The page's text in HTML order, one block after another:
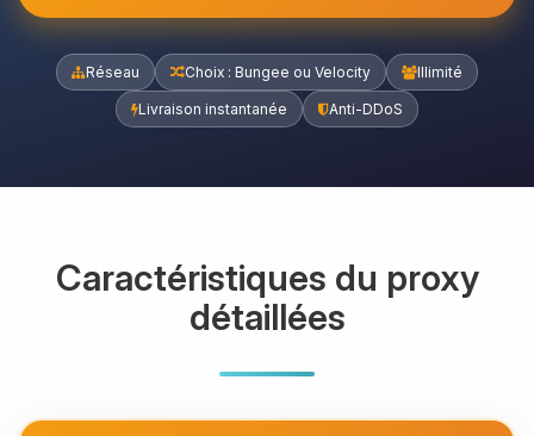
Réseau Choix : Bungee ou Velocity Illimité
Livraison instantanée Anti-DDoS
Caractéristiques du proxy
détaillées